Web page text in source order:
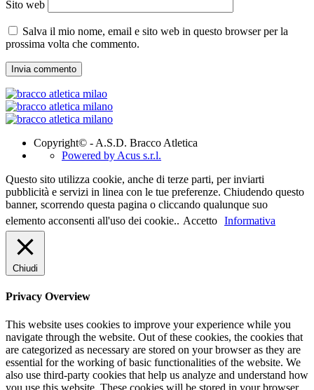
Sito web
Salva il mio nome, email e sito web in questo browser per la
prossima volta che commento.
Copyright© - A.S.D. Bracco Atletica
Powered by Acus s.r.l.
Questo sito utilizza cookie, anche di terze parti, per inviarti
pubblicità e servizi in linea con le tue preferenze. Chiudendo questo
banner, scorrendo questa pagina o cliccando qualunque suo
elemento acconsenti all'uso dei cookie.. Accetto Informativa
Chiudi
Privacy Overview
This website uses cookies to improve your experience while you
navigate through the website. Out of these cookies, the cookies that
are categorized as necessary are stored on your browser as they are
essential for the working of basic functionalities of the website. We
also use third-party cookies that help us analyze and understand how
you use this website. These cookies will be stored in your browser